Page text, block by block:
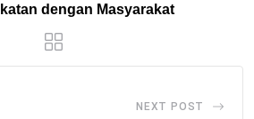
dengan Masyarakat
NEXT POST